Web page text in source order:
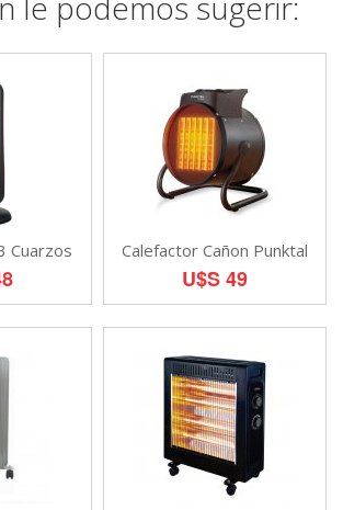
Cuarzos Calefactor Cañon Punktal
U$S 49